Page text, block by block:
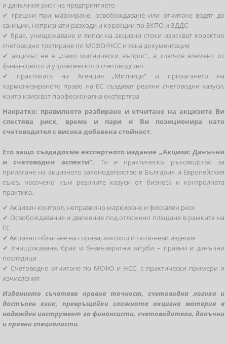
и данъчния риск на предприятието
✔ грешки при маркиране, освобождаване или отчитане водят до
санкции, непризнати разходи и корекции по ЗКПО и ЗДДС
✔ брак, унищожаване и липси на акцизни стоки изискват коректно
счетоводно третиране по МСФО/НСС и ясна документация
✔ акцизът не е „само митнически въпрос“, а ключов елемент от
финансовото и управленското счетоводство
✔ практиката на Агенция „Митници“ и прилагането на
хармонизираното право на ЕС създават реални счетоводни казуси,
които изискват професионална експертиза
Накратко: правилното разбиране и отчитане на акцизите Ви
спестява риск, време и пари и Ви позиционира като
счетоводител с висока добавена стойност.
Ето защо създадохме експертното издание „Акцизи: Данъчни
и счетоводни аспекти“. То е практическо ръководство за
прилагане на акцизното законодателство в България и Европейския
съюз, насочено към реалните казуси от бизнеса и контролната
практика.
✔ Акцизен контрол, неправилно маркиране и фискален риск
✔ Освобождавания и движение под отложено плащане в рамките на
ЕС
✔ Акцизно облагане на горива, алкохол и тютюневи изделия
✔ Унищожаване, брак и безвъзвратни загуби – правни и данъчни
последици
✔ Счетоводно отчитане по МСФО и НСС, с практически примери и
изчисления
Изданието съчетава правна точност, счетоводна логика и
достъпен език, превръщайки сложната акцизна материя в
надежден инструмент за финансисти, счетоводители, данъчни
и правни специалисти.